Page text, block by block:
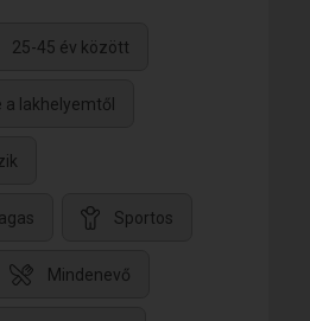
25-45 év között
a lakhelyemtől
Sportos
Mindenevő